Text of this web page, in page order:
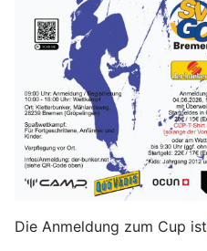
Die Anmeldung zum Cup ist